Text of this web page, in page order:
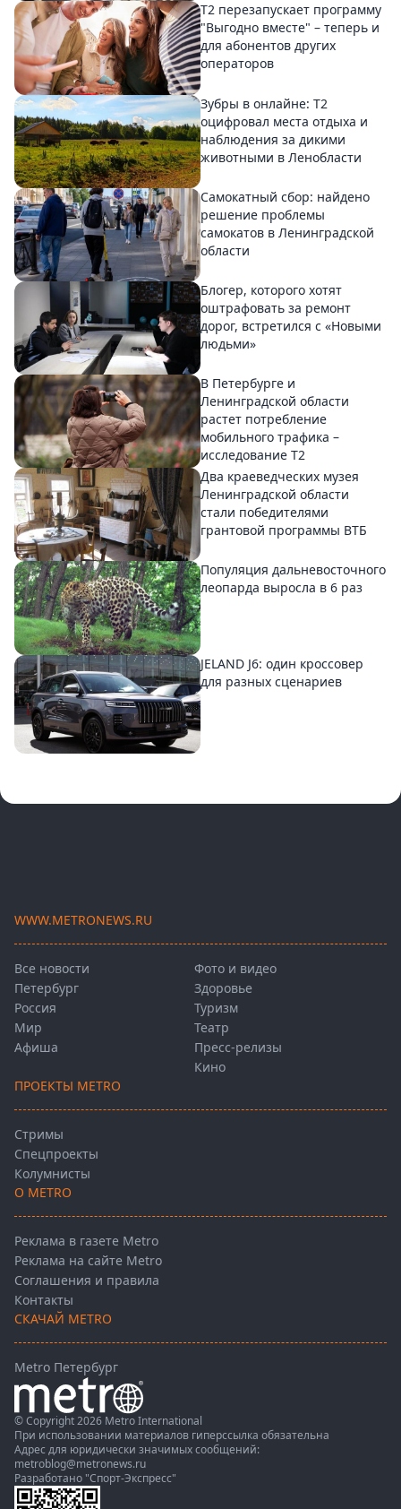
Т2 перезапускает программу
"Выгодно вместе" – теперь и
для абонентов других
операторов
Зубры в онлайне: Т2
оцифровал места отдыха и
наблюдения за дикими
животными в Ленобласти
Самокатный сбор: найдено
решение проблемы
самокатов в Ленинградской
области
Блогер, которого хотят
оштрафовать за ремонт
дорог, встретился с «Новыми
людьми»
В Петербурге и
Ленинградской области
растет потребление
мобильного трафика –
исследование T2
Два краеведческих музея
Ленинградской области
стали победителями
грантовой программы ВТБ
Популяция дальневосточного
леопарда выросла в 6 раз
JELAND J6: один кроссовер
для разных сценариев
WWW.METRONEWS.RU
Все новости
Петербург
Россия
Мир
Афиша
Фото и видео
Здоровье
Туризм
Театр
Пресс-релизы
Кино
ПРОЕКТЫ METRO
Стримы
Спецпроекты
Колумнисты
О METRO
Реклама в газете Metro
Реклама на сайте Metro
Соглашения и правила
Контакты
СКАЧАЙ METRO
Metro Петербург
© Copyright 2026 Metro International
При использовании материалов гиперссылка обязательна
Адрес для юридически значимых сообщений:
metroblog@metronews.ru
Разработано "Спорт-Экспресс"